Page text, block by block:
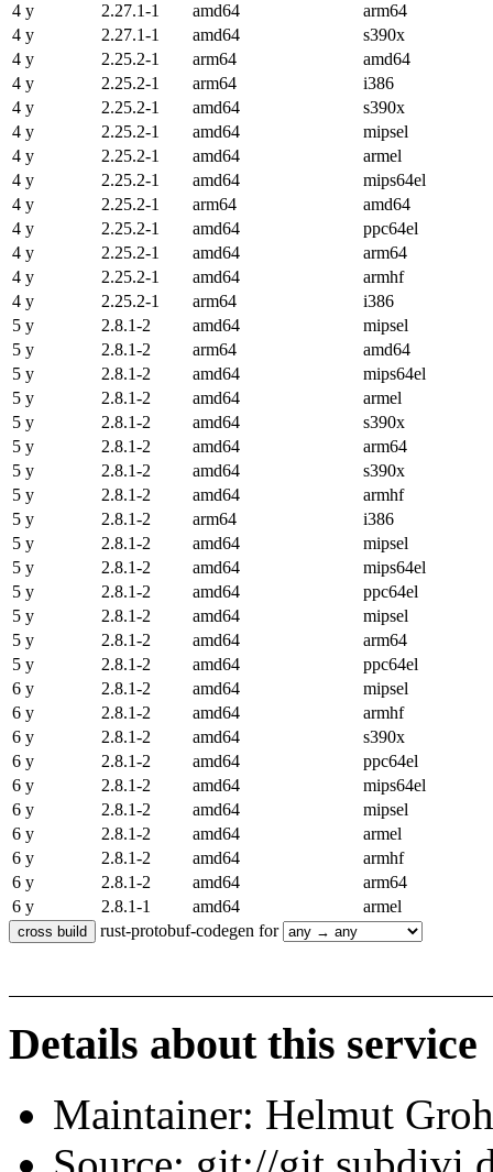
4 y
2.27.1-1 amd64
arm64
4 y
2.27.1-1 amd64
s390x
4 y
2.25.2-1 arm64
amd64
4 y
2.25.2-1 arm64
i386
4 y
2.25.2-1 amd64
s390x
4 y
2.25.2-1 amd64
mipsel
4 y
2.25.2-1 amd64
armel
4 y
2.25.2-1 amd64
mips64el
4 y
2.25.2-1 arm64
amd64
4 y
2.25.2-1 amd64
ppc64el
4 y
2.25.2-1 amd64
arm64
4 y
2.25.2-1 amd64
armhf
4 y
2.25.2-1 arm64
i386
5 y
2.8.1-2 amd64
mipsel
5 y
2.8.1-2 arm64
amd64
5 y
2.8.1-2 amd64
mips64el
5 y
2.8.1-2 amd64
armel
5 y
2.8.1-2 amd64
s390x
5 y
2.8.1-2 amd64
arm64
5 y
2.8.1-2 amd64
s390x
5 y
2.8.1-2 amd64
armhf
5 y
2.8.1-2 arm64
i386
5 y
2.8.1-2 amd64
mipsel
5 y
2.8.1-2 amd64
mips64el
5 y
2.8.1-2 amd64
ppc64el
5 y
2.8.1-2 amd64
mipsel
5 y
2.8.1-2 amd64
arm64
5 y
2.8.1-2 amd64
ppc64el
6 y
2.8.1-2 amd64
mipsel
6 y
2.8.1-2 amd64
armhf
6 y
2.8.1-2 amd64
s390x
6 y
2.8.1-2 amd64
ppc64el
6 y
2.8.1-2 amd64
mips64el
6 y
2.8.1-2 amd64
mipsel
6 y
2.8.1-2 amd64
armel
6 y
2.8.1-2 amd64
armhf
6 y
2.8.1-2 amd64
arm64
6 y
2.8.1-1 amd64
armel
rust-protobuf-codegen for
Details about this service
Maintainer: Helmut